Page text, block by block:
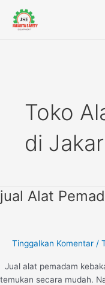
konten
Toko
di
jual Alat
Tinggalkan Komentar /
Jual alat pemadam
temukan secara mudah.
jual
Alat